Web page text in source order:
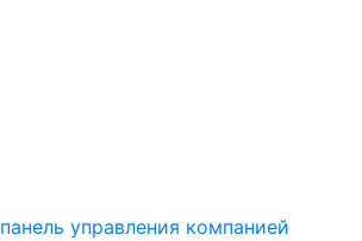
панель управления компанией